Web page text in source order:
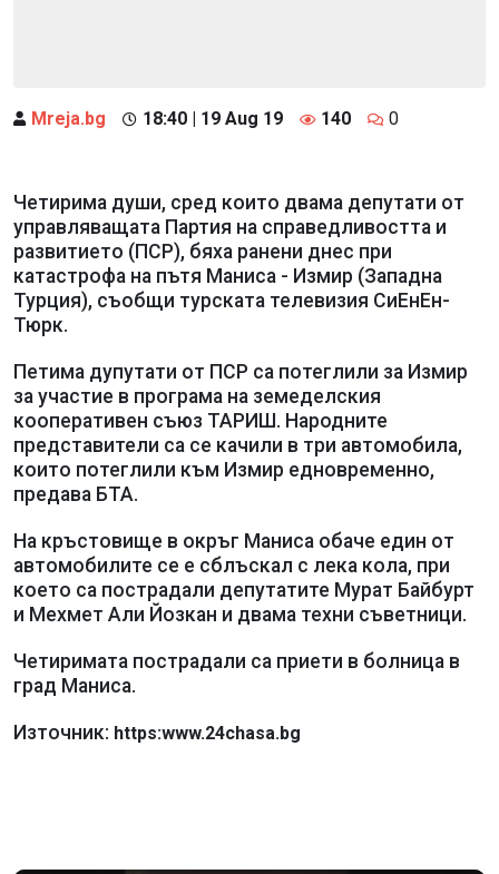
Mreja.bg 18:40 | 19 Aug 19 140 0
Четирима души, сред които двама депутати от
управляващата Партия на справедливостта и
развитието (ПСР), бяха ранени днес при
катастрофа на пътя Маниса - Измир (Западна
Турция), съобщи турската телевизия СиЕнЕн-
Тюрк.
Петима дупутати от ПСР са потеглили за Измир
за участие в програма на земеделския
кооперативен съюз ТАРИШ. Народните
представители са се качили в три автомобила,
които потеглили към Измир едновременно,
предава БТА.
На кръстовище в окръг Маниса обаче един от
автомобилите се е сблъскал с лека кола, при
което са пострадали депутатите Мурат Байбурт
и Мехмет Али Йозкан и двама техни съветници.
Четиримата пострадали са приети в болница в
град Маниса.
Източник: https:www.24chasa.bg